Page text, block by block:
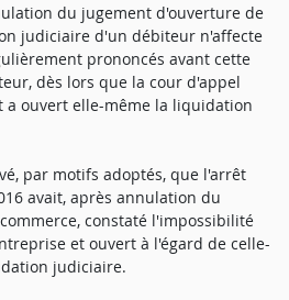
du jugement d'ouverture de
judiciaire d'un débiteur n'affecte
prononcés avant cette
dès lors que la cour d'appel
a ouvert elle-même la liquidation
par motifs adoptés, que l'arrêt
avait, après annulation du
constaté l'impossibilité
et ouvert à l'égard de celle-
judiciaire.